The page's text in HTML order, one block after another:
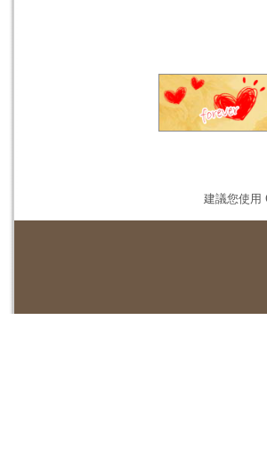
建議您使用